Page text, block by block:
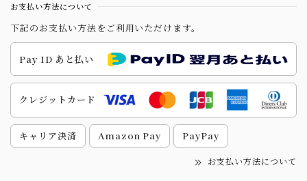
お支払い方法について
下記のお支払い方法をご利用いただけます。
Pay ID あと払い
クレジットカード
キャリア決済 Amazon Pay PayPay
お支払い方法について